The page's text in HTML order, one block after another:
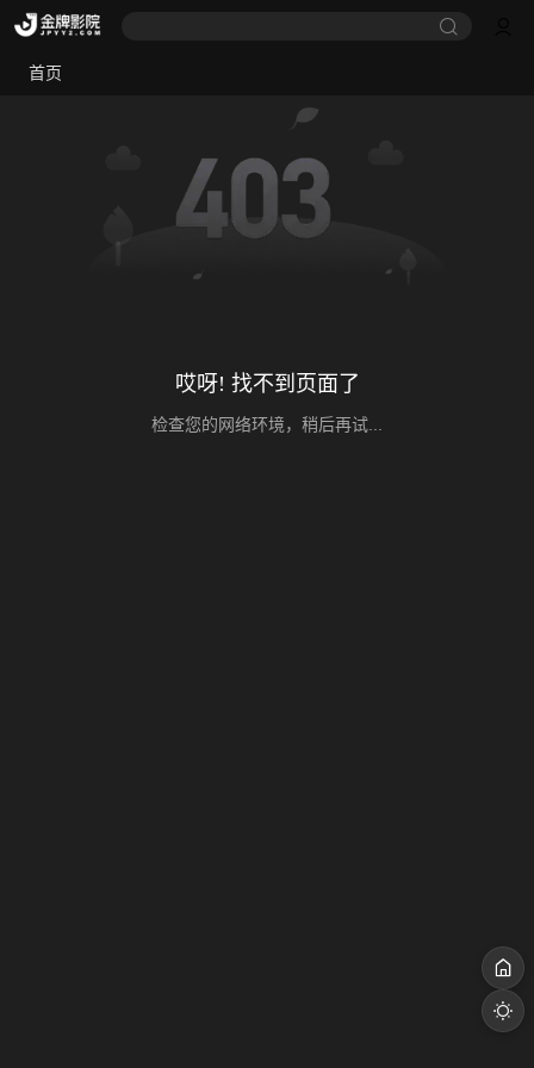
首页
哎呀! 找不到页面了
检查您的网络环境，稍后再试...